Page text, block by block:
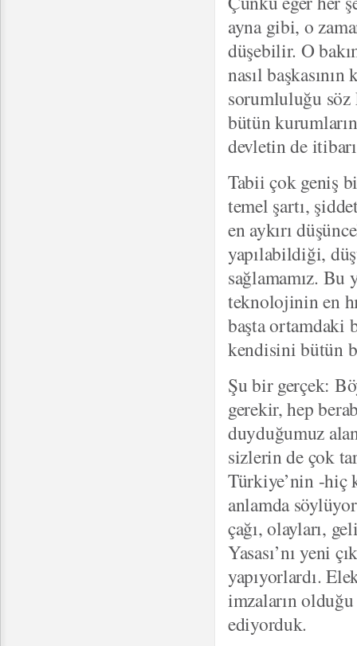
ayna gibi, o
düşebilir. O
nasıl
sorumluluğu söz
bütün
devletin de
Tabii çok geniş
temel şartı,
en aykırı
yapılabildiği,
sağlamamız. Bu
teknolojinin en
başta ortamdaki
kendisini bütün
Şu bir gerçek:
gerekir, hep
duyduğumuz
sizlerin de çok
Türkiye’nin -hiç
anlamda
çağı, olayları,
Yasası’nı yeni
yapıyorlardı.
imzaların
ediyorduk.